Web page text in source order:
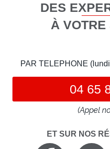
DES
À VOTRE
PAR TELEPHONE
04 65
(Appel
ET SUR NOS